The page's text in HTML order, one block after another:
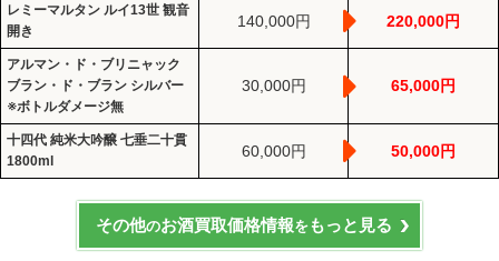
レミーマルタン ルイ13世 観音
開き
140,000円 220,000円
アルマン・ド・ブリニャック
ブラン・ド・ブラン シルバー
※ボトルダメージ無
30,000円 65,000円
十四代 純米大吟醸 七垂二十貫
1800ml
60,000円 50,000円
その他のお酒買取価格情報を もっと見る